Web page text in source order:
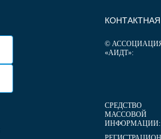
©
«АИДТ»:
СРЕДСТВО
МАССОВОЙ
ИНФОРМАЦИИ: